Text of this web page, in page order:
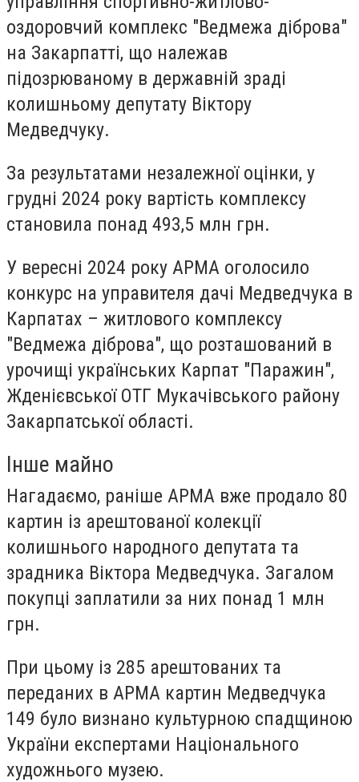
оздоровчий комплекс "Ведмежа діброва"
на Закарпатті, що належав
підозрюваному в державній зраді
колишньому депутату Віктору
Медведчуку.
За результатами незалежної оцінки, у
грудні 2024 року вартість комплексу
становила понад 493,5 млн грн.
У вересні 2024 року АРМА оголосило
конкурс на управителя дачі Медведчука в
Карпатах – житлового комплексу
"Ведмежа діброва", що розташований в
урочищі українських Карпат "Паражин",
Жденієвської ОТГ Мукачівського району
Закарпатської області.
Інше майно
Нагадаємо, раніше АРМА вже продало 80
картин із арештованої колекції
колишнього народного депутата та
зрадника Віктора Медведчука. Загалом
покупці заплатили за них понад 1 млн
грн.
При цьому із 285 арештованих та
переданих в АРМА картин Медведчука
149 було визнано культурною спадщиною
України експертами Національного
художнього музею.